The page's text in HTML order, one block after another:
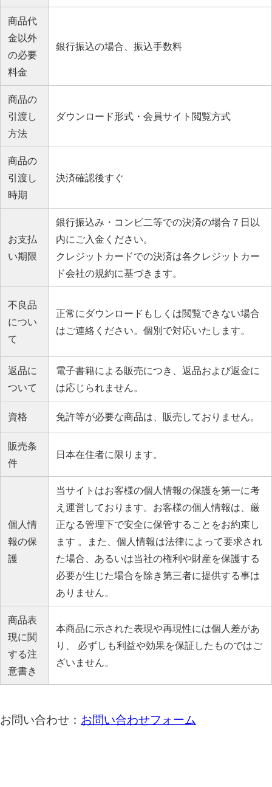
商品代
金以外
の必要
料金
銀行振込の場合、振込手数料
商品の
引渡し
方法
ダウンロード形式・会員サイト閲覧方式
商品の
引渡し
時期
決済確認後すぐ
お支払
い期限
銀行振込み・コンビ二等での決済の場合７日以
内にご入金ください。
クレジットカードでの決済は各クレジットカー
ド会社の規約に基づきます。
不良品
につい
て
正常にダウンロードもしくは閲覧できない場合
はご連絡ください。個別で対応いたします。
返品に
ついて
電子書籍による販売につき、返品および返金に
は応じられません。
資格 免許等が必要な商品は、販売しておりません。
販売条
件
日本在住者に限ります。
個人情
報の保
護
当サイトはお客様の個人情報の保護を第一に考
え運営しております。お客様の個人情報は、厳
正なる管理下で安全に保管することをお約束し
ます 。また、個人情報は法律によって要求され
た場合、あるいは当社の権利や財産を保護する
必要が生じた場合を除き第三者に提供する事は
ありません。
商品表
現に関
する注
意書き
本商品に示された表現や再現性には個人差があ
り、 必ずしも利益や効果を保証したものではご
ざいません。
お問い合わせ： お問い合わせフォーム